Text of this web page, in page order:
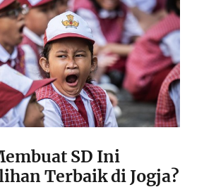
SD Ini
Terbaik di Jogja?